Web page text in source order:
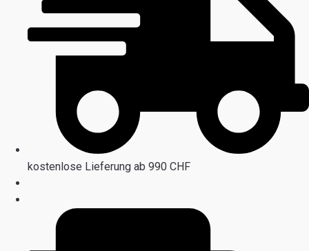
kostenlose Lieferung ab 990 CHF